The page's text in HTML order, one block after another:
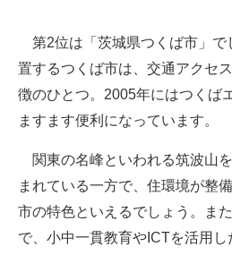
第2位は「茨城県つくば市」で
置するつくば市は、交通アクセ
徴のひとつ。2005年にはつくば
ますます便利になっています。
関東の名峰といわれる筑波山
まれている一方で、住環境が整
市の特色といえるでしょう。ま
で、小中一貫教育やICTを活用し